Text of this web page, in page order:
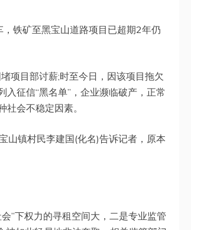
铁矿至黑宝山道路项目已超期2年仍
目部讨薪;时至今日，因该项目拖欠
征信“黑名单”，企业濒临破产，正常
会不稳定因素。
山镇村民李建国(化名)告诉记者，原本
”下权力的寻租空间大，二是专业监管